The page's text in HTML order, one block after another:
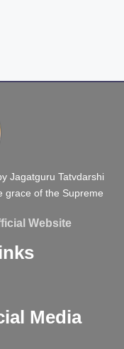
Jagatguru Tatvdarshi
grace of the Supreme
Website
Media